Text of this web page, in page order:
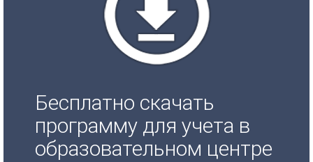
Бесплатно скачать
программу для учета в
образовательном центре